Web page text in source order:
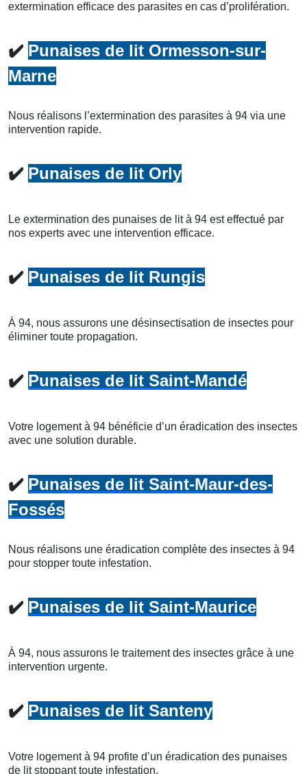
extermination efficace des parasites en cas d’prolifération.
✔️ Punaises de lit Ormesson-sur-
Marne
Nous réalisons l’extermination des parasites à 94 via une
intervention rapide.
✔️ Punaises de lit Orly
Le extermination des punaises de lit à 94 est effectué par
nos experts avec une intervention efficace.
✔️ Punaises de lit Rungis
À 94, nous assurons une désinsectisation de insectes pour
éliminer toute propagation.
✔️ Punaises de lit Saint-Mandé
Votre logement à 94 bénéficie d’un éradication des insectes
avec une solution durable.
✔️ Punaises de lit Saint-Maur-des-
Fossés
Nous réalisons une éradication complète des insectes à 94
pour stopper toute infestation.
✔️ Punaises de lit Saint-Maurice
À 94, nous assurons le traitement des insectes grâce à une
intervention urgente.
✔️ Punaises de lit Santeny
Votre logement à 94 profite d’un éradication des punaises
de lit stoppant toute infestation.